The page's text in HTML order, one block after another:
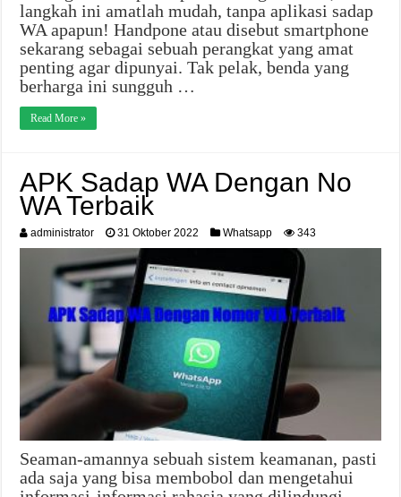
langkah ini amatlah mudah, tanpa aplikasi sadap
WA apapun! Handpone atau disebut smartphone
sekarang sebagai sebuah perangkat yang amat
penting agar dipunyai. Tak pelak, benda yang
berharga ini sungguh …
Read More »
APK Sadap WA Dengan No
WA Terbaik
administrator 31 Oktober 2022 Whatsapp 343
Seaman-amannya sebuah sistem keamanan, pasti
ada saja yang bisa membobol dan mengetahui